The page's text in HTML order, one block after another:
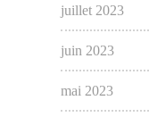
juillet 2023
juin 2023
mai 2023